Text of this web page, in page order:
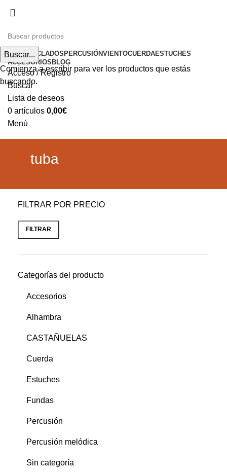
INICIOTECLADOSPERCUSIÓNVIENTOCUERDAESTUCHES
ACCESORIOSBLOG
Acceso / Registro
Buscar
Lista de deseos
0 artículos 0,00€
Menú
artículos
tuba
FILTRAR POR PRECIO
FILTRAR
Categorías del producto
Accesorios
Alhambra
CASTAÑUELAS
Cuerda
Estuches
Fundas
Percusión
Percusión melódica
Sin categoría
Buscar...
Comienza a escribir para ver los productos que estás
buscando.